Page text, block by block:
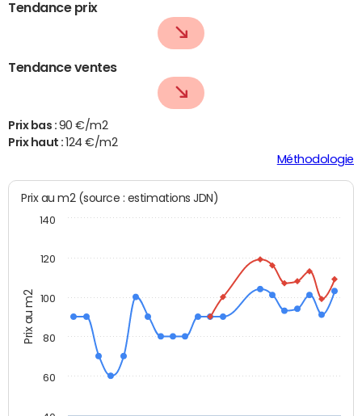
Tendance prix
Tendance ventes
Prix bas : 90 €/m2
Prix haut : 124 €/m2
Méthodologie
Prix au m2
Prix au m2 (source : estimations JDN)
60
80
100
120
140